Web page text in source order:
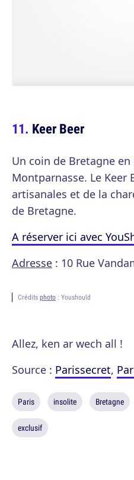
Keer Beer
Un coin de Bretagne
Montparnasse. Le Keer
artisanales et de la
de Bretagne.
A réserver ici avec
Adresse : 10 Rue
Crédits photo : Youshould
Allez, ken ar wech all !
Source : Parissecret,
Paris insolite Bretagne
exclusif